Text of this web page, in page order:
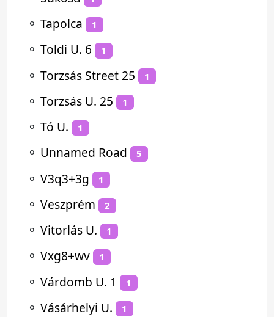
⚬ Tapolca 1
⚬ Toldi U. 6 1
⚬ Torzsás Street 25 1
⚬ Torzsás U. 25 1
⚬ Tó U. 1
⚬ Unnamed Road 5
⚬ V3q3+3g 1
⚬ Veszprém 2
⚬ Vitorlás U. 1
⚬ Vxg8+wv 1
⚬ Várdomb U. 1 1
⚬ Vásárhelyi U. 1